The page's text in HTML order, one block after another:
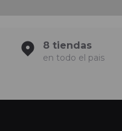
8 tiendas
en todo el pais